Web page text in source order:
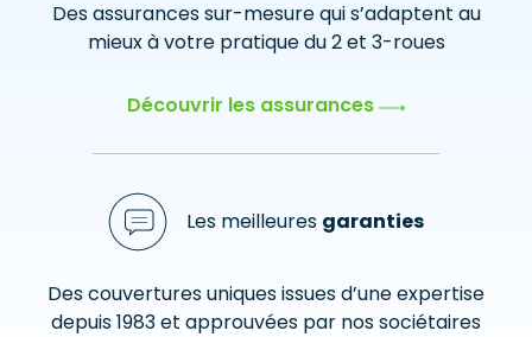
Des assurances sur-mesure qui s’adaptent au
mieux à votre pratique du 2 et 3-roues
Découvrir les assurances
Les meilleures garanties
Des couvertures uniques issues d’une expertise
depuis 1983 et approuvées par nos sociétaires